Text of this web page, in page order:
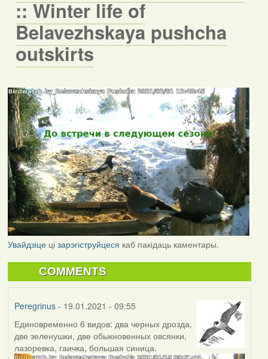
:: Winter life of
Belavezhskaya pushcha
outskirts
Увайдзіцеці зарэгіструйцеся каб пакідаць каментары.
COMMENTS
Peregrinus- 19.01.2021 - 09:55
Единовременно 6 видов: два черных дрозда,
две зеленушки, две обыкновенных овсянки,
лазоревка, гаичка, большая синица.